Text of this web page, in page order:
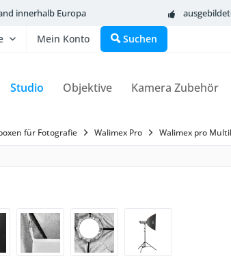
innerhalb Europa
Mein Konto Suchen
Studio Objektive Kamera Zubehör
für Fotografie Walimex Pro Walimex pro